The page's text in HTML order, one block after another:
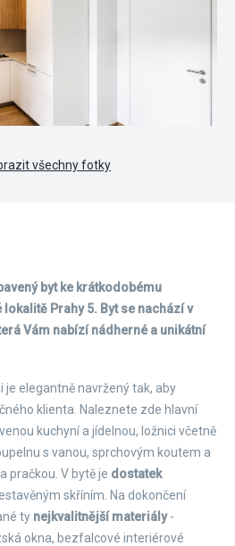
všechny fotky
byt ke krátkodobému
Prahy 5. Byt se nachází v
Vám nabízí nádherné a unikátní
je elegantně navržený tak, aby
klienta. Naleznete zde hlavní
kuchyní a jídelnou, ložnici včetně
s vanou, sprchovým koutem a
pračkou. V bytě je dostatek
skříním. Na dokončení
ty nejkvalitnější materiály-
okna, bezfalcové interiérové